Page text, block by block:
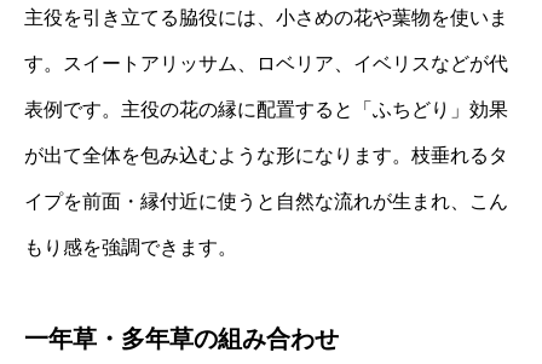
主役を引き立てる脇役には、小さめの花や葉物を使いま
す。スイートアリッサム、ロベリア、イベリスなどが代
表例です。主役の花の縁に配置すると「ふちどり」効果
が出て全体を包み込むような形になります。枝垂れるタ
イプを前面・縁付近に使うと自然な流れが生まれ、こん
もり感を強調できます。
一年草・多年草の組み合わせ